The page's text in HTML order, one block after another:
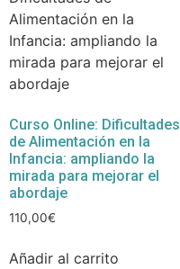
Curso Online: Dificultades
de Alimentación en la
Infancia: ampliando la
mirada para mejorar el
abordaje
110,00€
Añadir al carrito